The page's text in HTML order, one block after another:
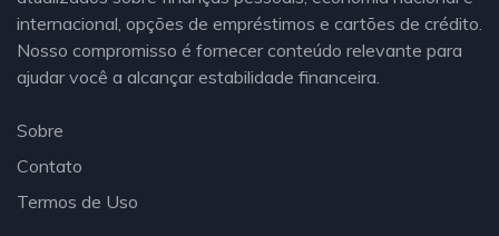
internacional, opções de empréstimos e cartões de crédito.
Nosso compromisso é fornecer conteúdo relevante para
ajudar você a alcançar estabilidade financeira.
Sobre
Contato
Termos de Uso